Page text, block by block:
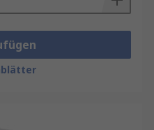
verwendet.
Geräten,
und chirurgischen
für